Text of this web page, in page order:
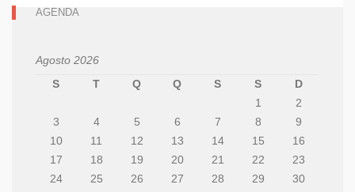
AGENDA
Agosto 2026
S
T Q Q S S
D
1
2
3
4 5 6 7 8
9
10
11 12 13 14 15
16
17
18 19 20 21 22
23
24
25 26 27 28 29
30